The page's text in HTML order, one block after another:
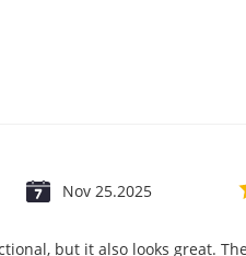
Nov 25.2025
but it also looks great.